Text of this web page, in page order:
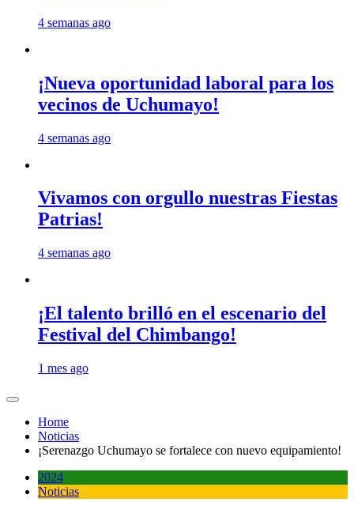
4 semanas ago
¡Nueva oportunidad laboral para los
vecinos de Uchumayo!
4 semanas ago
Vivamos con orgullo nuestras Fiestas
Patrias!
4 semanas ago
¡El talento brilló en el escenario del
Festival del Chimbango!
1 mes ago
Home
Noticias
¡Serenazgo Uchumayo se fortalece con nuevo equipamiento!
2024
Noticias